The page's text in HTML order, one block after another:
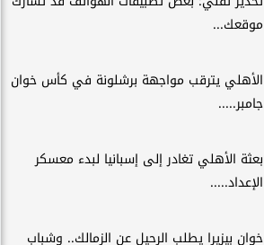
موقعك...
الأهلي يترقب مواجهة برشلونة في كأس خوان
جامبر.....
بعثة الأهلي تغادر إلى إسبانيا لبدء معسكر
الإعداد.....
خوان بيزيرا يطلب الرحيل عن الزمالك.. وشباب